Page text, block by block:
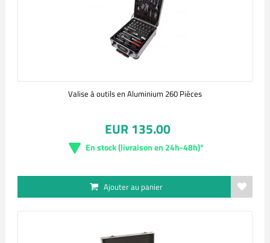
Valise à outils en Aluminium 260 Pièces
EUR 135.00
En stock (livraison en 24h-48h)*
Ajouter au panier